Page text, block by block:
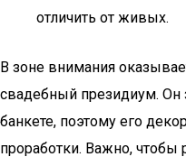
отличить от живых.
В зоне внимания
свадебный президиум. Он
банкете, поэтому его
проработки. Важно, чтобы